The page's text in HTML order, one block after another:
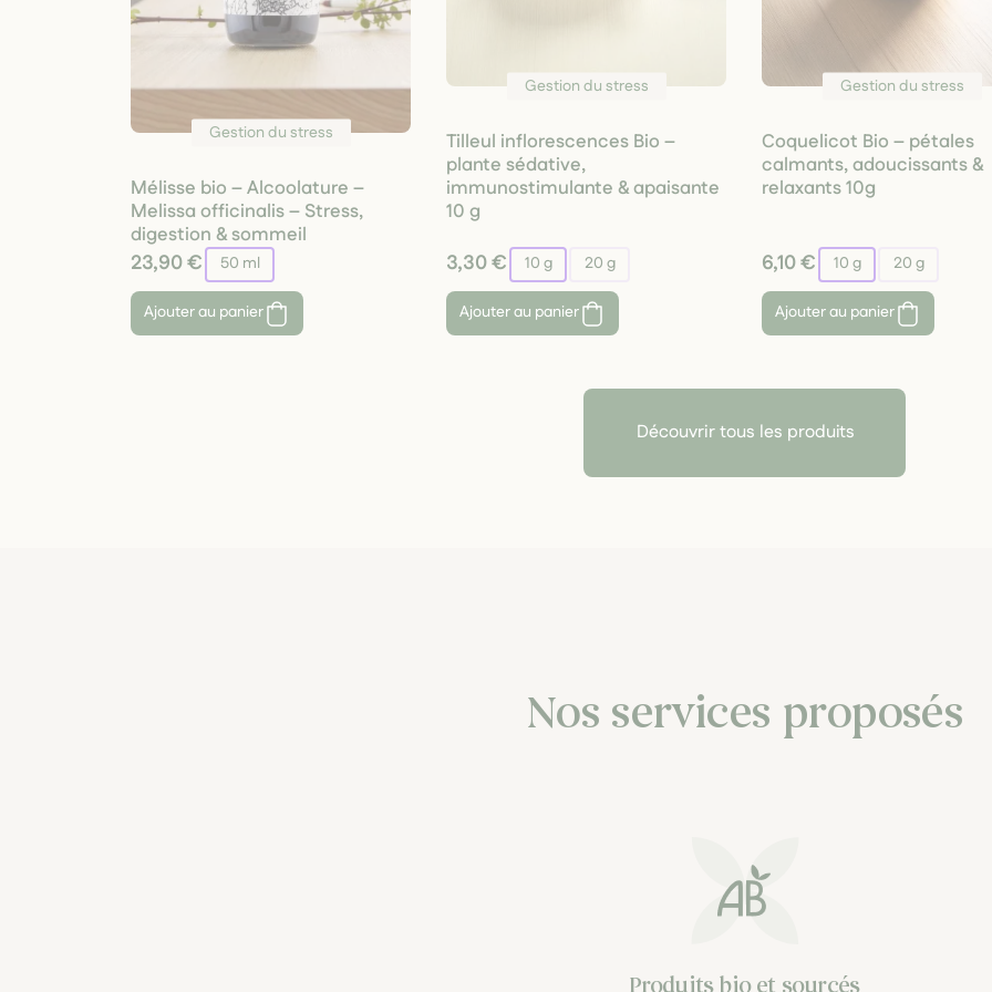
Gestion du stress
Mélisse bio – Alcoolature –
Melissa officinalis – Stress,
digestion & sommeil
23,90 € 50 ml
Ajouter au panier
Gestion du stress
Tilleul inflorescences Bio –
plante sédative,
immunostimulante & apaisante
10 g
3,30 € 10 g 20 g
Ajouter au panier
Gestion du stress
Coquelicot Bio – pétales
calmants, adoucissants &
relaxants 10g
6,10 € 10 g 20 g
Ajouter au panier
Découvrir tous les produits
Nos services proposés
Produits bio et sourcés